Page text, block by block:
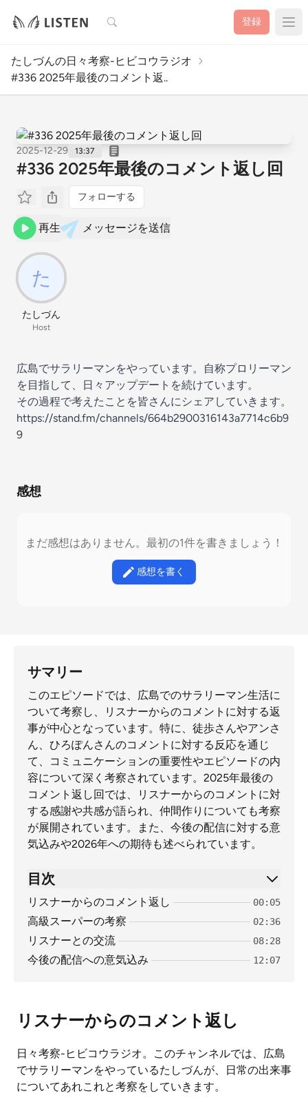
検索 登録
たしづんの日々考察-ヒビコウラジオ
#336 2025年最後のコメント返..
2025-12-29 13:37
#336 2025年最後のコメント返し回
フォローする
再生 メッセージを送信
たしづん
Host
広島でサラリーマンをやっています。自称プロリーマン
を目指して、日々アップデートを続けています。
その過程で考えたことを皆さんにシェアしていきます。
https://stand.fm/channels/664b2900316143a7714c6b9
9
感想
まだ感想はありません。最初の1件を書きましょう！
感想を書く
サマリー
このエピソードでは、広島でのサラリーマン生活に
ついて考察し、リスナーからのコメントに対する返
事が中心となっています。特に、徒歩さんやアンさ
ん、ひろぽんさんのコメントに対する反応を通じ
て、コミュニケーションの重要性やエピソードの内
容について深く考察されています。2025年最後の
コメント返し回では、リスナーからのコメントに対
する感謝や共感が語られ、仲間作りについても考察
が展開されています。また、今後の配信に対する意
気込みや2026年への期待も述べられています。
目次
リスナーからのコメント返し 00:05
高級スーパーの考察 02:36
リスナーとの交流 08:28
今後の配信への意気込み 12:07
リスナーからのコメント返し
日々考察-ヒビコウラジオ。このチャンネルでは、広島
でサラリーマンをやっているたしづんが、日常の出来事
についてあれこれと考察をしていきます。